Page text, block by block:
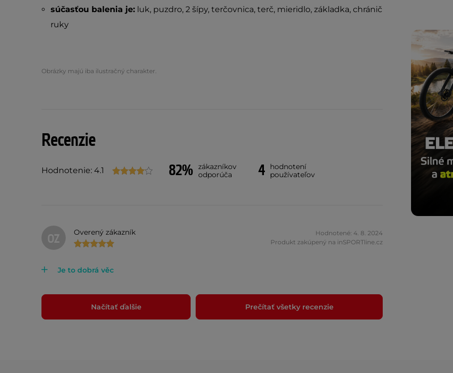
súčasťou balenia je:luk, puzdro, 2 šípy, terčovnica, terč, mieridlo, základka, chránič
ruky
Obrázky majú iba ilustračný charakter.
Recenzie
Hodnotenie: 4.1 82% zákazníkov
odporúča
4
hodnotení
používateľov
OZ Overený zákazník
Hodnotené: 4. 8. 2024
Produkt zakúpený na inSPORTline.cz
Je to dobrá věc
Načítať ďalšie Prečítať všetky recenzie